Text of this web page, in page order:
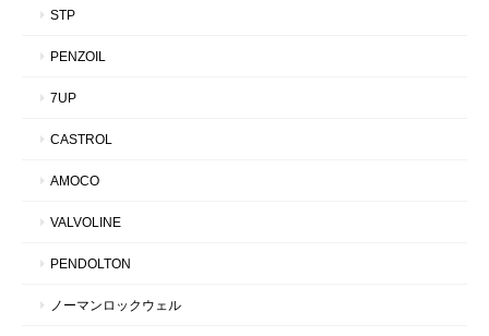
STP
PENZOIL
7UP
CASTROL
AMOCO
VALVOLINE
PENDOLTON
ノーマンロックウェル